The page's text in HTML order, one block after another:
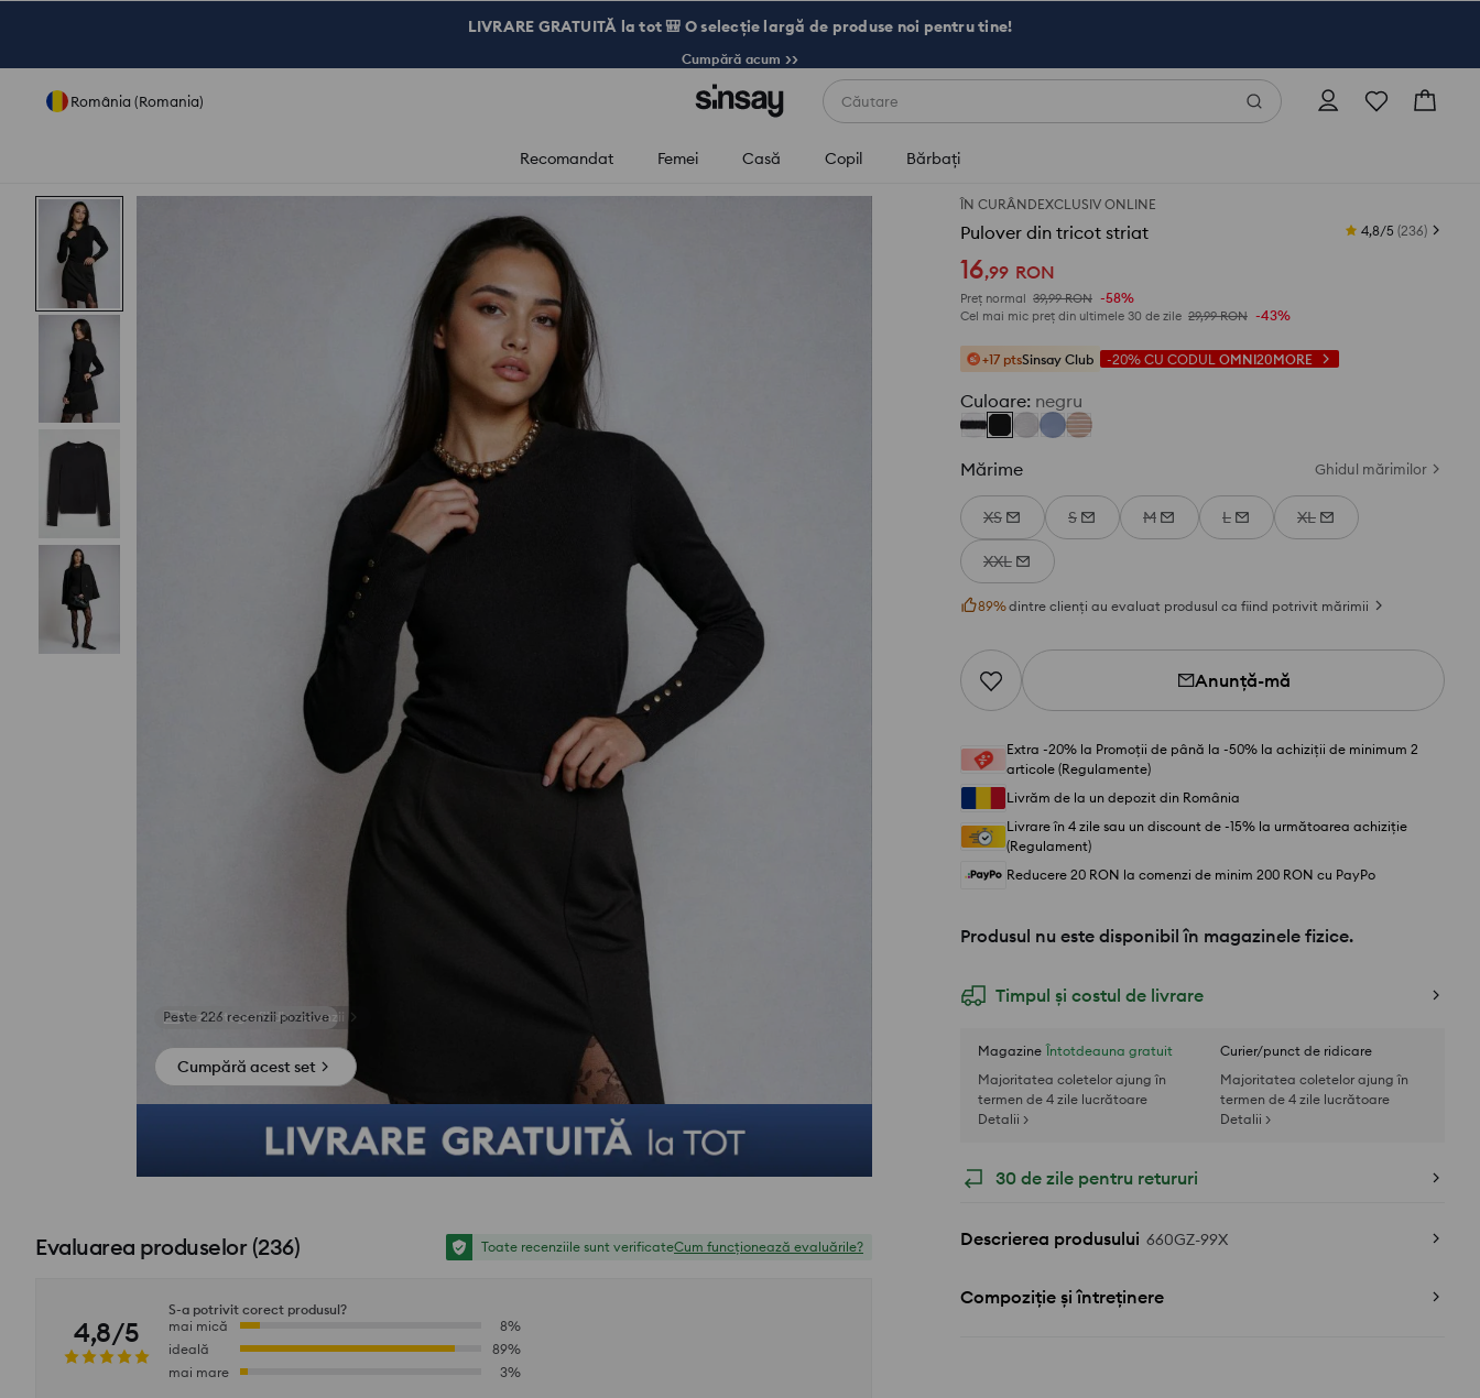
LIVRARE GRATUITĂ la tot 🎒 O selecție largă de produse noi pentru tine!
Cumpără acum >>
România (Romania) Căutare
Recomandat Femei Casă Copil Bărbaţi
ÎN CURÂNDEXCLUSIV ONLINE
Pulover din tricot striat 4,8/5 (236)
16,99 RON
Preț normal 39,99 RON -58%
Cel mai mic preț din ultimele 30 de zile 29,99 RON -43%
+17 ptsSinsay Club -20% CU CODUL OMNI20MORE
Culoare: negru
Mărime Ghidul mărimilor
XS S M L XL
XXL
89%dintre clienți au evaluat produsul ca fiind potrivit mărimii
Anunță-mă
Extra -20% la Promoții de până la -50% la achiziții de minimum 2
articole (Regulamente)
Livrăm de la un depozit din România
Livrare în 4 zile sau un discount de -15% la următoarea achiziție
(Regulament)
Reducere 20 RON la comenzi de minim 200 RON cu PayPo
Produsul nu este disponibil în magazinele fizice.
Timpul și costul de livrare
Magazine Întotdeauna gratuit
Majoritatea coletelor ajung în
termen de 4 zile lucrătoare
Detalii >
Curier/punct de ridicare
Majoritatea coletelor ajung în
termen de 4 zile lucrătoare
Detalii >
30 de zile pentru retururi
Descrierea produsului 660GZ-99X
Compoziție și întreținere
Vezi fotografii din recenzii
Cumpără acest set
Evaluarea produselor(236) Toate recenziile sunt verificateCum funcționează evaluările?
4,8/5
S-a potrivit corect produsul?
mai mică
8%
ideală
89%
mai mare
3%